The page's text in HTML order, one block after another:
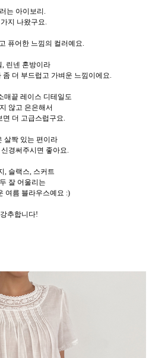
는 아이보리.
가지 나왔구요.
퓨어한 느낌의 컬러예요.
, 린넨 혼방이라
더 부드럽고 가벼운 느낌이에요.
매끝 레이스 디테일도
않고 은은해서
면 더 고급스럽구요.
살짝 있는 편이라
경써주시면 좋아요.
, 슬랙스, 스커트
잘 어울리는
여름 블라우스예요 :)
강추합니다!